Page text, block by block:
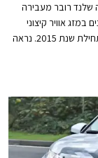
שלנד רובר מעבירה
אוויר קיצוני
לקראת השקתו שתתרחש ככל הנראה בסוף השנה או בתחילת שנת 2015. נראה